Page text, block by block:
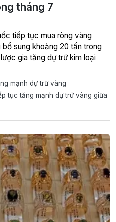
tháng 7
tiếp tục mua ròng vàng
bổ sung khoảng 20 tấn trong
gia tăng dự trữ kim loại
mạnh dự trữ vàng
tục tăng mạnh dự trữ vàng giữa